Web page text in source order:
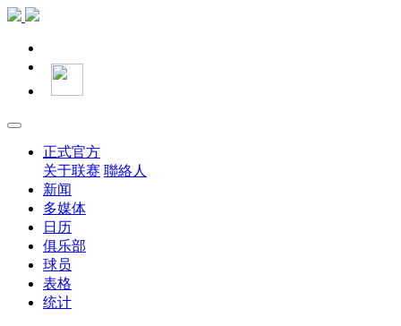
正式官方
关于联赛 聯絡人
新闻
多媒体
日历
俱乐部
球员
表格
统计